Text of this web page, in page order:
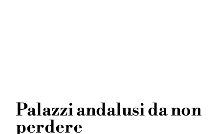
Palazzi andalusi da non
perdere